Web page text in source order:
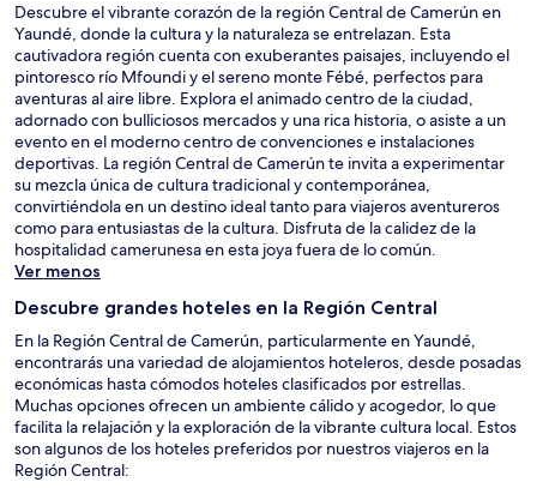
Descubre el vibrante corazón de la región Central de Camerún en
Yaundé, donde la cultura y la naturaleza se entrelazan. Esta
cautivadora región cuenta con exuberantes paisajes, incluyendo el
pintoresco río Mfoundi y el sereno monte Fébé, perfectos para
aventuras al aire libre. Explora el animado centro de la ciudad,
adornado con bulliciosos mercados y una rica historia, o asiste a un
evento en el moderno centro de convenciones e instalaciones
deportivas. La región Central de Camerún te invita a experimentar
su mezcla única de cultura tradicional y contemporánea,
convirtiéndola en un destino ideal tanto para viajeros aventureros
como para entusiastas de la cultura. Disfruta de la calidez de la
hospitalidad camerunesa en esta joya fuera de lo común.
Ver menos
Descubre grandes hoteles en la Región Central
En la Región Central de Camerún, particularmente en Yaundé,
encontrarás una variedad de alojamientos hoteleros, desde posadas
económicas hasta cómodos hoteles clasificados por estrellas.
Muchas opciones ofrecen un ambiente cálido y acogedor, lo que
facilita la relajación y la exploración de la vibrante cultura local. Estos
son algunos de los hoteles preferidos por nuestros viajeros en la
Región Central: